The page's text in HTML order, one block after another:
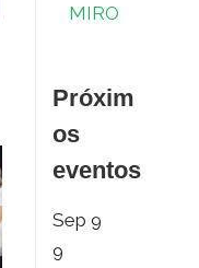
MIRO
Próxim
os
eventos
Sep9
9